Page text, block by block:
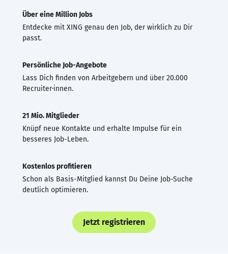
Über eine Million Jobs
Entdecke mit XING genau den Job, der wirklich zu Dir
passt.
Persönliche Job-Angebote
Lass Dich finden von Arbeitgebern und über 20.000
Recruiter·innen.
21 Mio. Mitglieder
Knüpf neue Kontakte und erhalte Impulse für ein
besseres Job-Leben.
Kostenlos profitieren
Schon als Basis-Mitglied kannst Du Deine Job-Suche
deutlich optimieren.
Jetzt registrieren